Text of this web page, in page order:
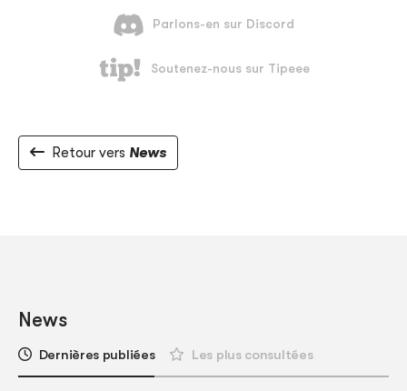
Retour vers News
News
Dernières publiées Les plus consultées